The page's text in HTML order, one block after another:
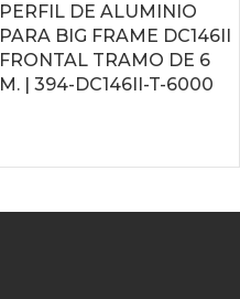
PERFIL DE ALUMINIO
PARA BIG FRAME DC146II
FRONTAL TRAMO DE 6
M. | 394-DC146II-T-6000